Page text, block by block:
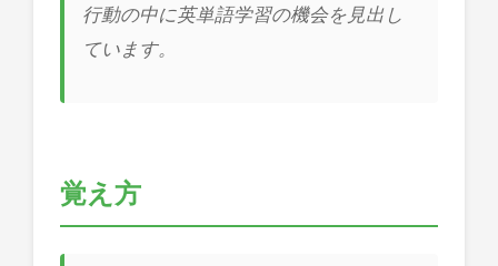
行動の中に英単語学習の機会を見出し
ています。
覚え方